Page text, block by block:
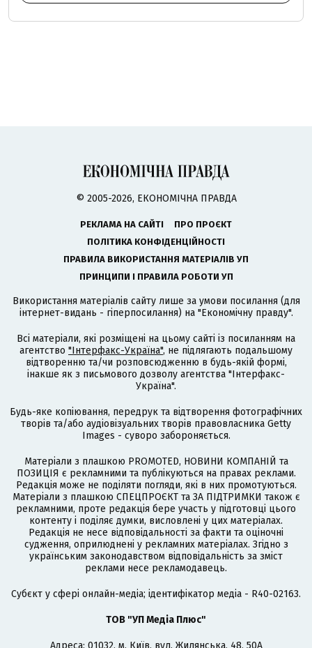
© 2005-2026, ЕКОНОМІЧНА ПРАВДА
РЕКЛАМА НА САЙТІ
ПРО ПРОЄКТ
ПОЛІТИКА КОНФІДЕНЦІЙНОСТІ
ПРАВИЛА ВИКОРИСТАННЯ МАТЕРІАЛІВ УП
ПРИНЦИПИ І ПРАВИЛА РОБОТИ УП
Використання матеріалів сайту лише за умови посилання (для
інтернет-видань - гіперпосилання) на "Економічну правду".
Всі матеріали, які розміщені на цьому сайті із посиланням на
агентство "Інтерфакс-Україна", не підлягають подальшому
відтворенню та/чи розповсюдженню в будь-якій формі,
інакше як з письмового дозволу агентства "Інтерфакс-
Україна".
Будь-яке копіювання, передрук та відтворення фотографічних
творів та/або аудіовізуальних творів правовласника Getty
Images - суворо забороняється.
Матеріали з плашкою PROMOTED, НОВИНИ КОМПАНІЙ та
ПОЗИЦІЯ є рекламними та публікуються на правах реклами.
Редакція може не поділяти погляди, які в них промотуються.
Матеріали з плашкою СПЕЦПРОЄКТ та ЗА ПІДТРИМКИ також є
рекламними, проте редакція бере участь у підготовці цього
контенту і поділяє думки, висловлені у цих матеріалах.
Редакція не несе відповідальності за факти та оціночні
судження, оприлюднені у рекламних матеріалах. Згідно з
українським законодавством відповідальність за зміст
реклами несе рекламодавець.
Cубєкт у сфері онлайн-медіа; ідентифікатор медіа - R40-02163.
ТОВ "УП Медіа Плюс"